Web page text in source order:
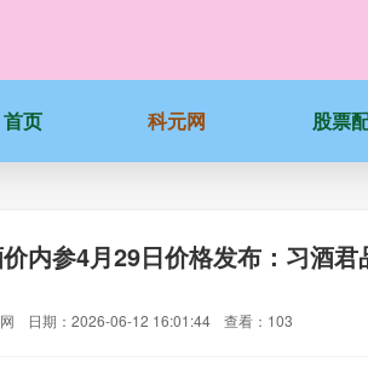
首页 科元网 股票
内参4月29日价格发布：习酒君
日期：2026-06-12 16:01:44 查看：103